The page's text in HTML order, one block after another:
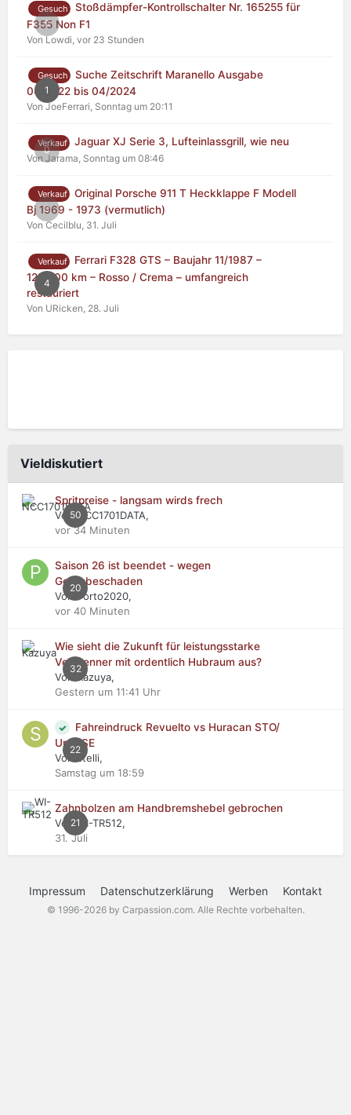
0
Gesuch
Stoßdämpfer-Kontrollschalter Nr. 165255 für
F355 Non F1
Von Lowdi, vor 23 Stunden
1
Gesuch
Suche Zeitschrift Maranello Ausgabe
04/2022 bis 04/2024
Von JoeFerrari, Sonntag um 20:11
0
Verkauf Jaguar XJ Serie 3, Lufteinlassgrill, wie neu
Von Jarama, Sonntag um 08:46
0
Verkauf
Original Porsche 911 T Heckklappe F Modell
Bj 1969 - 1973 (vermutlich)
Von Cecilblu, 31. Juli
4
Verkauf
Ferrari F328 GTS – Baujahr 11/1987 –
125.000 km – Rosso / Crema – umfangreich
restauriert
Von URicken, 28. Juli
Vieldiskutiert
50
Spritpreise - langsam wirds frech
Von NCC1701DATA,
vor 34 Minuten
20
Saison 26 ist beendet - wegen
Getriebeschaden
Von Porto2020,
vor 40 Minuten
32
Wie sieht die Zukunft für leistungsstarke
Verbrenner mit ordentlich Hubraum aus?
Von Kazuya,
Gestern um 11:41 Uhr
22
Fahreindruck Revuelto vs Huracan STO/
Urus SE
Von stelli,
Samstag um 18:59
21
Zahnbolzen am Handbremshebel gebrochen
Von WI-TR512,
31. Juli
Impressum Datenschutzerklärung Werben Kontakt
© 1996-2026 by Carpassion.com. Alle Rechte vorbehalten.